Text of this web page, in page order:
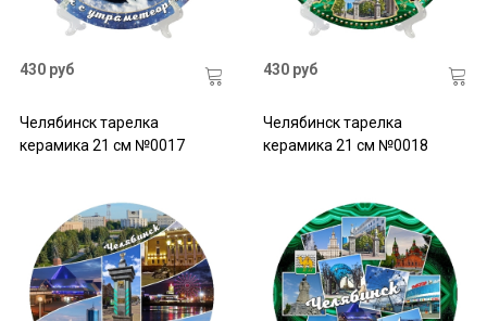
430 руб
Челябинск тарелка
керамика 21 см №0017
430 руб
Челябинск тарелка
керамика 21 см №0018